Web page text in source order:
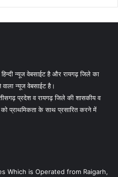
न्यूज वेबसाईट है और रायगढ़ जिले का
वाला न्यूज वेबसाईट है।
प्रदेश व रायगढ़ जिले की शासकीय व
प्राथमिकता के साथ प्रसारित करने में
Which is Operated from Raigarh,